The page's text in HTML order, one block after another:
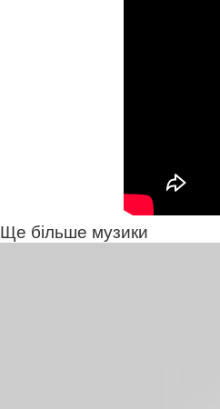
Ще більше музики